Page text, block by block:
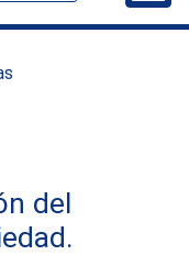
del